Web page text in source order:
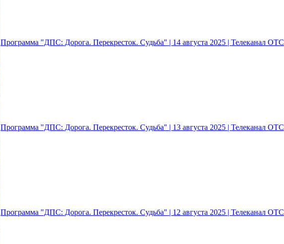
Программа "ДПС: Дорога. Перекресток. Судьба" | 14 августа 2025 | Телеканал ОТС
Программа "ДПС: Дорога. Перекресток. Судьба" | 13 августа 2025 | Телеканал ОТС
Программа "ДПС: Дорога. Перекресток. Судьба" | 12 августа 2025 | Телеканал ОТС